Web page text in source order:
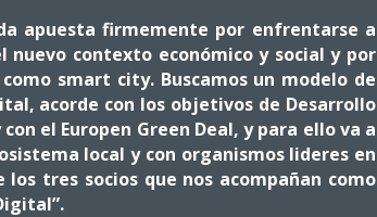
apuesta firmemente por enfrentarse a
contexto económico y social y por
smart city. Buscamos un modelo de
acorde con los objetivos de Desarrollo
el Europen Green Deal, y para ello va a
local y con organismos lideres en
tres socios que nos acompañan como